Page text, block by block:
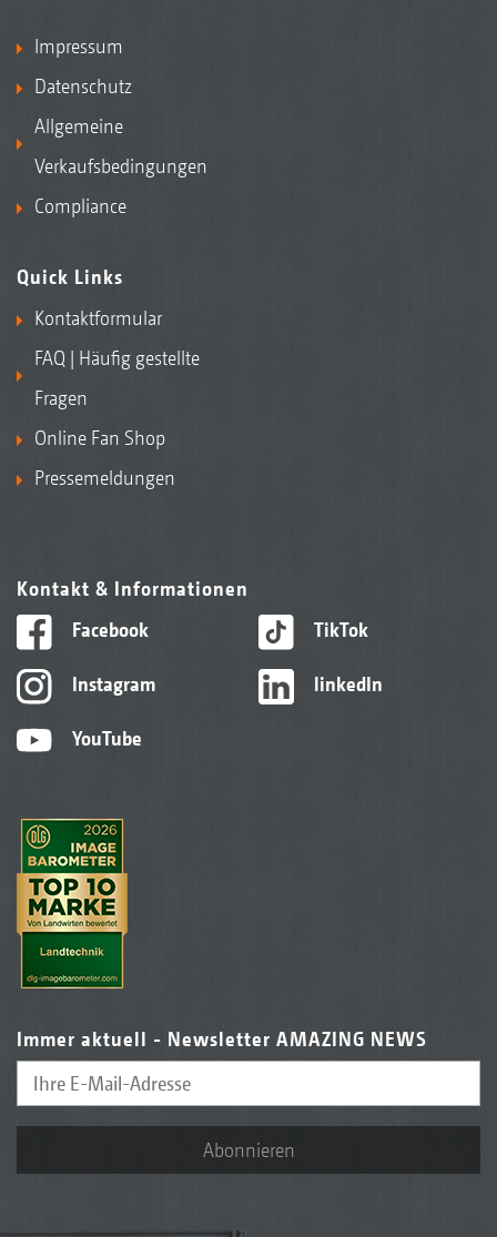
Impressum
Datenschutz
Allgemeine
Verkaufsbedingungen
Compliance
Quick Links
Kontaktformular
FAQ | Häufig gestellte
Fragen
Online Fan Shop
Pressemeldungen
Kontakt & Informationen
Facebook
Instagram
YouTube
TikTok
linkedIn
Immer aktuell - Newsletter AMAZING NEWS
Abonnieren